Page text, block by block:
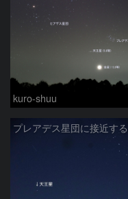
kuro-shuu